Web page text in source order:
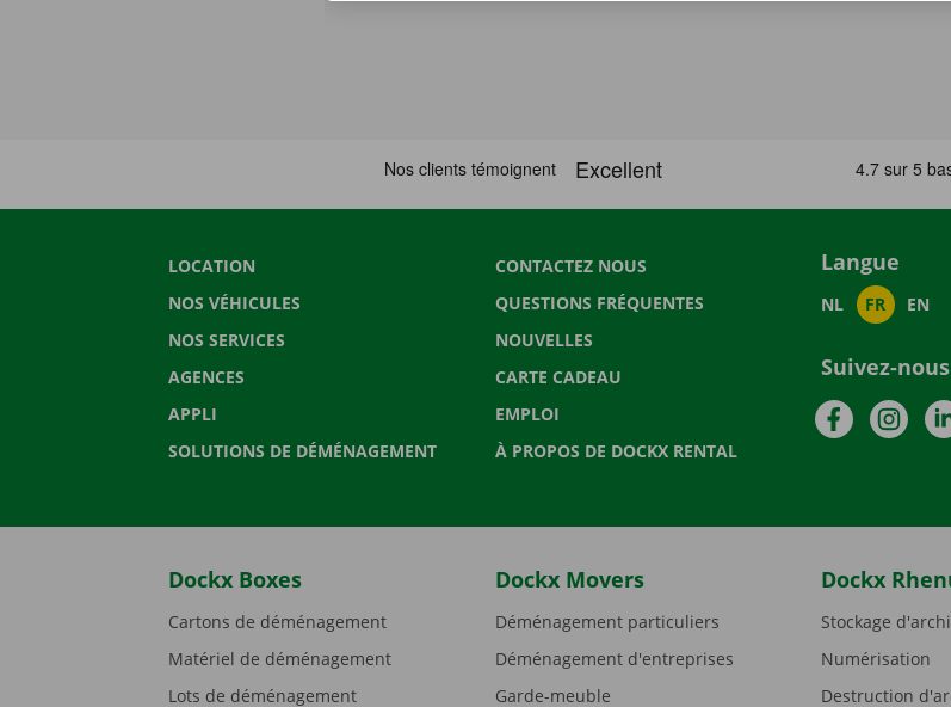
LOCATION
NOS VÉHICULES
NOS SERVICES
AGENCES
APPLI
SOLUTIONS DE DÉMÉNAGEMENT
CONTACTEZ NOUS
QUESTIONS FRÉQUENTES
NOUVELLES
CARTE CADEAU
EMPLOI
À PROPOS DE DOCKX RENTAL
Langue
NL FR EN
Suivez-nous
Facebook
Dockx Boxes
Cartons de déménagement
Matériel de déménagement
Lots de déménagement
Dockx Movers
Déménagement particuliers
Déménagement d'entreprises
Garde-meuble
Dockx
Stockage
Numérisation
Destruction